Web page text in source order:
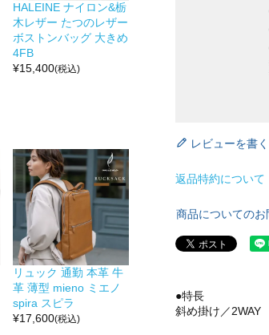
HALEINE ナイロン&栃
木レザー たつのレザー
ボストンバッグ 大きめ
4FB
¥15,400(税込)
リュック 通勤 本革 牛
革 薄型 mieno ミエノ
spira スピラ
¥17,600(税込)
レビューを書く
返品特約について
商品についてのお
●特長
斜め掛け／2WAY